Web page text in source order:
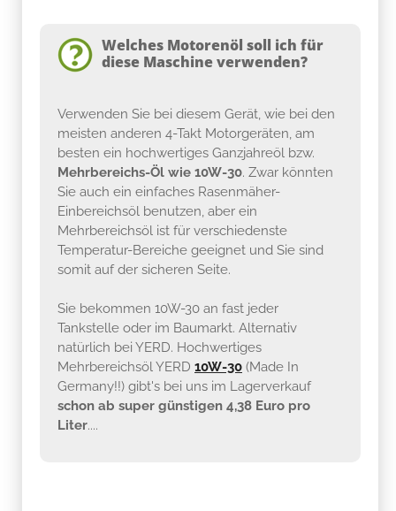
Welches Motorenöl soll ich für
diese Maschine verwenden?
Verwenden Sie bei diesem Gerät, wie bei den
meisten anderen 4-Takt Motorgeräten, am
besten ein hochwertiges Ganzjahreöl bzw.
Mehrbereichs-Öl wie 10W-30. Zwar könnten
Sie auch ein einfaches Rasenmäher-
Einbereichsöl benutzen, aber ein
Mehrbereichsöl ist für verschiedenste
Temperatur-Bereiche geeignet und Sie sind
somit auf der sicheren Seite.
Sie bekommen 10W-30 an fast jeder
Tankstelle oder im Baumarkt. Alternativ
natürlich bei YERD. Hochwertiges
Mehrbereichsöl YERD 10W-30 (Made In
Germany!!) gibt's bei uns im Lagerverkauf
schon ab super günstigen 4,38 Euro pro
Liter....